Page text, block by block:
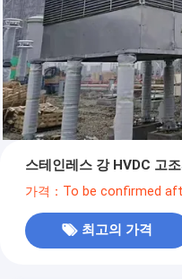
스테인레스 강 HVDC 고
가격：To be confirmed
최고의 가격